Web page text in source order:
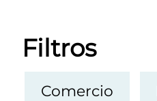
Filtros
Comercio